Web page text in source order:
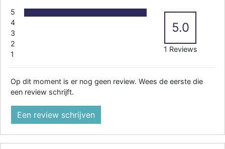
5
4
3
2
1
5.0
1 Reviews
Op dit moment is er nog geen review. Wees de eerste die
een review schrijft.
Een review schrijven